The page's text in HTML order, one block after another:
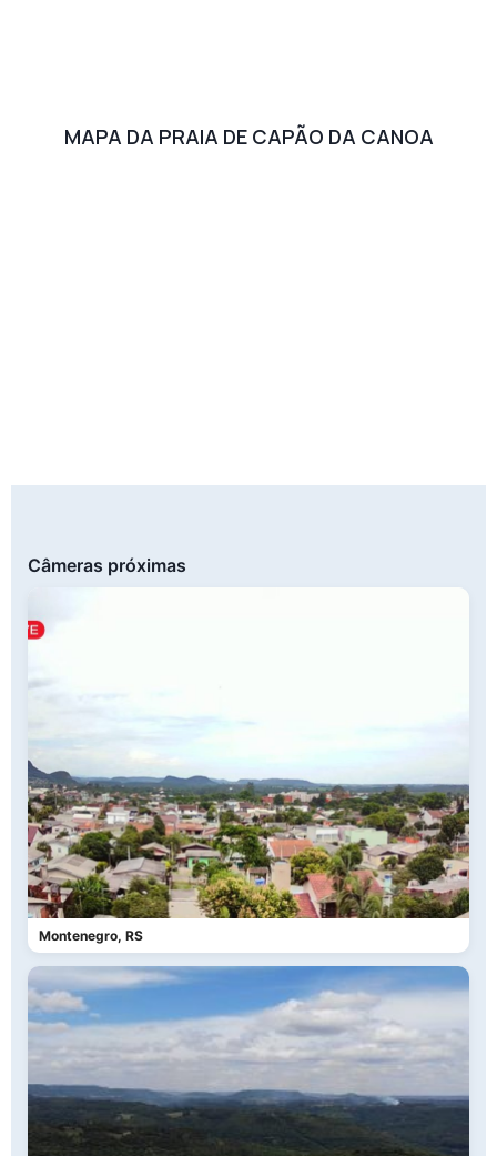
MAPA DA PRAIA DE CAPÃO DA CANOA
Câmeras próximas
Montenegro, RS